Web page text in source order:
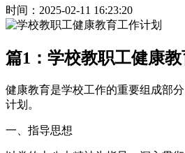
时间：2025-02-11 16:23:20
篇1：学校教职工健康教
健康教育是学校工作的重要组成部
计划。
一、指导思想